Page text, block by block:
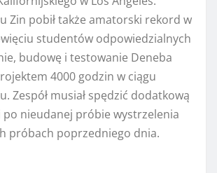
Zin pobił także amatorski rekord w
studentów odpowiedzialnych
budowę i testowanie Deneba
4000 godzin w ciągu
Zespół musiał spędzić dodatkową
nieudanej próbie wystrzelenia
próbach poprzedniego dnia.